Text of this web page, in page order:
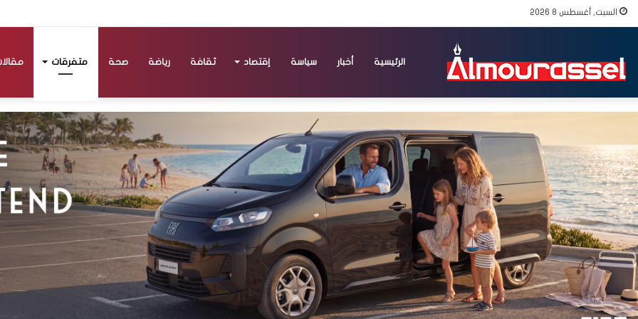
السبت, أغسطس 8 2026
الرئيسية أخبار سياسة إقتصاد ثقافة رياضة صحة متفرقات